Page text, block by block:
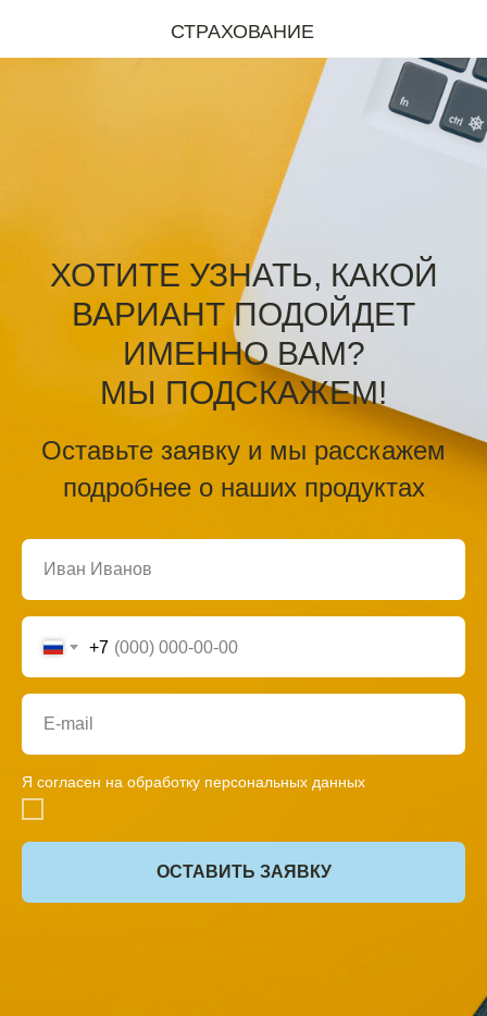
СТРАХОВАНИЕ
ХОТИТЕ УЗНАТЬ, КАКОЙ
ВАРИАНТ ПОДОЙДЕТ
ИМЕННО ВАМ?
МЫ ПОДСКАЖЕМ!
Оставьте заявку и мы расскажем
подробнее о наших продуктах
+7
Я согласен на обработку персональных данных
ОСТАВИТЬ ЗАЯВКУ